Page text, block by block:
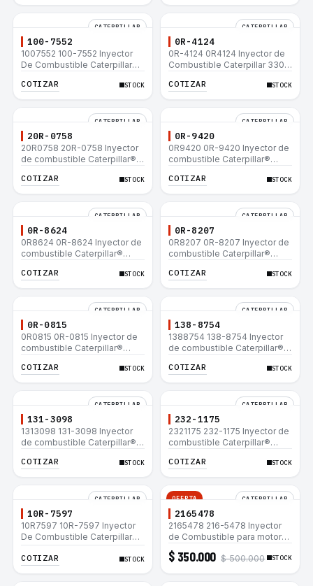
CATERPILLAR
100-7552
1007552 100-7552 Inyector
De Combustible Caterpillar®
12H 140G 950B
COTIZAR STOCK
CATERPILLAR
0R-4124
0R-4124 0R4124 Inyector de
Combustible Caterpillar 3306
160H D6R D6H D6R
COTIZAR STOCK
CATERPILLAR
20R-0758
20R0758 20R-0758 Inyector
de combustible Caterpillar®
657E 631E 988F II
COTIZAR STOCK
CATERPILLAR
0R-9420
0R9420 0R-9420 Inyector de
combustible Caterpillar®
657E 631E 988F II
COTIZAR STOCK
CATERPILLAR
0R-8624
0R8624 0R-8624 Inyector de
combustible Caterpillar®
657E 631E 988F II
COTIZAR STOCK
CATERPILLAR
0R-8207
0R8207 0R-8207 Inyector de
combustible Caterpillar®
657E 631E 988F II
COTIZAR STOCK
CATERPILLAR
0R-0815
0R0815 0R-0815 Inyector de
combustible Caterpillar®
657E 631E 988F II
COTIZAR STOCK
CATERPILLAR
138-8754
1388754 138-8754 Inyector
de combustible Caterpillar®
657E 631E 988F II
COTIZAR STOCK
CATERPILLAR
131-3098
1313098 131-3098 Inyector
de combustible Caterpillar®
657E 631E 988F II
COTIZAR STOCK
CATERPILLAR
232-1175
2321175 232-1175 Inyector de
combustible Caterpillar®
657E 631E 988F II
COTIZAR STOCK
CATERPILLAR
10R-7597
10R7597 10R-7597 Inyector
De Combustible Caterpillar®
320C 320C L
COTIZAR STOCK
OFERTA CATERPILLAR
2165478
2165478 216-5478 Inyector
de Combustible para motor
Caterpillar 3044C
minicargador 236B 246B
$ 350.000 $ 500.000 STOCK